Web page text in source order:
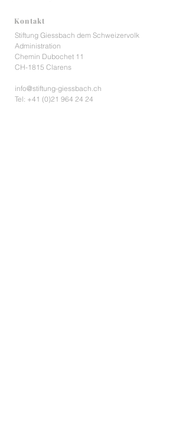
Kontakt
Stiftung Giessbach dem Schweizervolk
Administration
Chemin Dubochet 11
CH-1815 Clarens
info@stiftung-giessbach.ch
Tel: +41 (0)21 964 24 24